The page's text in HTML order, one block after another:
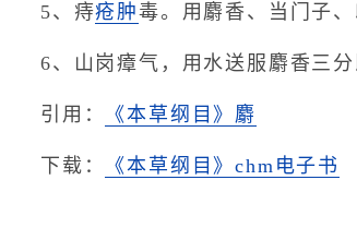
5、痔疮肿毒。用麝香、当门子
6、山岗瘴气，用水送服麝香三分
引用： 《本草纲目》麝
下载： 《本草纲目》chm电子书